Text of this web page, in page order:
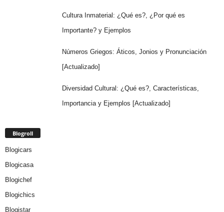
Cultura Inmaterial: ¿Qué es?, ¿Por qué es
Importante? y Ejemplos
Números Griegos: Áticos, Jonios y Pronunciación
[Actualizado]
Diversidad Cultural: ¿Qué es?, Características,
Importancia y Ejemplos [Actualizado]
Blogroll
Blogicars
Blogicasa
Blogichef
Blogichics
Blogistar